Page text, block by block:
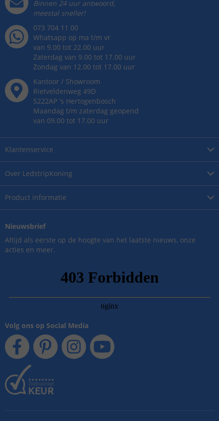
Over LedstripKoning
Product informatie
Klantenservice
Binnen 24 uur antwoord,
meestal sneller!
073 704 11 00
Whatsapp op ma t/m vr
van 9.00 tot 22.00 uur
Zaterdag van 9.00 tot 17.00 uur
Zondag van 12.00 tot 17.00 uur
Kantoor / Showroom
Rietveldenweg 49D
5222AP 's Hertogenbosch
Maandag t/m zaterdag geopend
van 09.00 tot 17.00 uur
Nieuwsbrief
Altijd als eerste op de hoogte van het laatste nieuws, onze
acties en meer.
Volg ons op Social Media